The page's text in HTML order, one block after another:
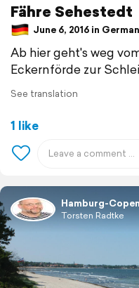
Fähre Sehestedt
June 6, 2016 in
Ab hier geht's weg
Eckernförde zur
See translation
1 like
Hamburg-
Torsten Radtke